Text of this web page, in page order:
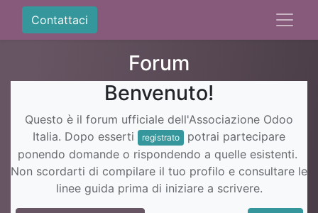
Contattaci
Forum
Benvenuto!
Questo è il forum ufficiale dell'Associazione Odoo
Italia. Dopo esserti
registrato
potrai partecipare
ponendo domande o rispondendo a quelle esistenti.
Non scordarti di compilare il tuo profilo e consultare le
linee guida prima di iniziare a scrivere.